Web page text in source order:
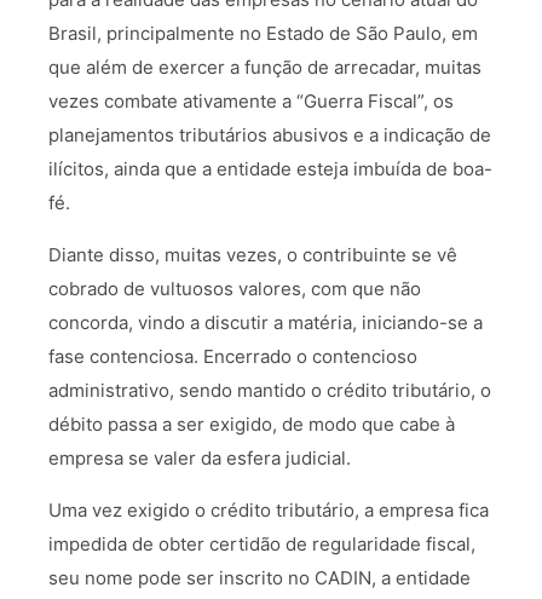
Brasil, principalmente no Estado de São Paulo, em
que além de exercer a função de arrecadar, muitas
vezes combate ativamente a “Guerra Fiscal”, os
planejamentos tributários abusivos e a indicação de
ilícitos, ainda que a entidade esteja imbuída de boa-
fé.
Diante disso, muitas vezes, o contribuinte se vê
cobrado de vultuosos valores, com que não
concorda, vindo a discutir a matéria, iniciando-se a
fase contenciosa. Encerrado o contencioso
administrativo, sendo mantido o crédito tributário, o
débito passa a ser exigido, de modo que cabe à
empresa se valer da esfera judicial.
Uma vez exigido o crédito tributário, a empresa fica
impedida de obter certidão de regularidade fiscal,
seu nome pode ser inscrito no CADIN, a entidade